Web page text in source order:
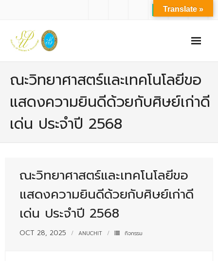
- ปรัชญาการจัดการศึกษา มหาวิทยาลัยสวนดุสิต
- ปรัชญา วิสัยทัศน์ พันธกิจ ของคณะ
- - สำนักงานคณะวิทยาศาสตร์และเทคโนโลยี
- - บุคลากรวิชาการ
ณะวิทยาศาสตร์และเทคโนโลยีขอ
แสดงความยินดีด้วยกับศิษย์เก่าดี
เด่น ประจำปี 2568
ณะวิทยาศาสตร์และเทคโนโลยีขอ
แสดงความยินดีด้วยกับศิษย์เก่าดี
เด่น ประจำปี 2568
OCT 28, 2025 ANUCHIT กิจกรรม
Translate »